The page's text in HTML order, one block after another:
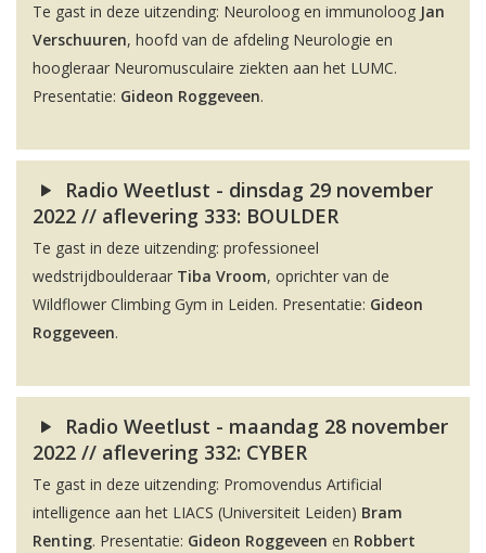
Te gast in deze uitzending: Neuroloog en immunoloog Jan
Verschuuren, hoofd van de afdeling Neurologie en
hoogleraar Neuromusculaire ziekten aan het LUMC.
Presentatie: Gideon Roggeveen.
Radio Weetlust - dinsdag 29 november
2022 // aflevering 333: BOULDER
Te gast in deze uitzending: professioneel
wedstrijdboulderaar Tiba Vroom, oprichter van de
Wildflower Climbing Gym in Leiden. Presentatie: Gideon
Roggeveen.
Radio Weetlust - maandag 28 november
2022 // aflevering 332: CYBER
Te gast in deze uitzending: Promovendus Artificial
intelligence aan het LIACS (Universiteit Leiden) Bram
Renting. Presentatie: Gideon Roggeveen en Robbert